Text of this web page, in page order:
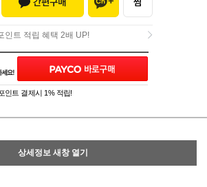
인트 적립 혜택 2배 UP!
인트 적립 혜택 2배 UP!
인트 결제시 1% 적립!
상세정보 새창 열기